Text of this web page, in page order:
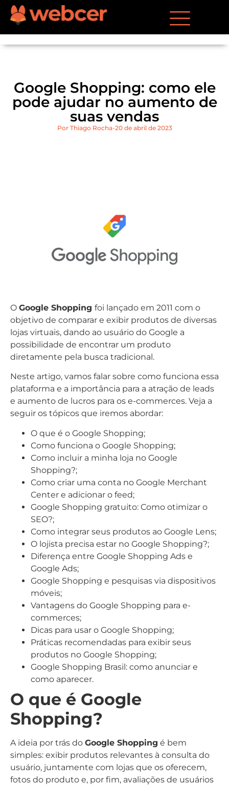
Google Shopping: como ele
pode ajudar no aumento de
suas vendas
PorThiago Rocha 20 de abril de 2023
O Google Shopping foi lançado em 2011 com o
objetivo de comparar e exibir produtos de diversas
lojas virtuais, dando ao usuário do Google a
possibilidade de encontrar um produto
diretamente pela busca tradicional.
Neste artigo, vamos falar sobre como funciona essa
plataforma e a importância para a atração de leads
e aumento de lucros para os e-commerces. Veja a
seguir os tópicos que iremos abordar:
O que é o Google Shopping;
Como funciona o Google Shopping;
Como incluir a minha loja no Google
Shopping?;
Como criar uma conta no Google Merchant
Center e adicionar o feed;
Google Shopping gratuito: Como otimizar o
SEO?;
Como integrar seus produtos ao Google Lens;
O lojista precisa estar no Google Shopping?;
Diferença entre Google Shopping Ads e
Google Ads;
Google Shopping e pesquisas via dispositivos
móveis;
Vantagens do Google Shopping para e-
commerces;
Dicas para usar o Google Shopping;
Práticas recomendadas para exibir seus
produtos no Google Shopping;
Google Shopping Brasil: como anunciar e
como aparecer.
O que é Google
Shopping?
A ideia por trás do Google Shopping é bem
simples: exibir produtos relevantes à consulta do
usuário, juntamente com lojas que os oferecem,
fotos do produto e, por fim, avaliações de usuários